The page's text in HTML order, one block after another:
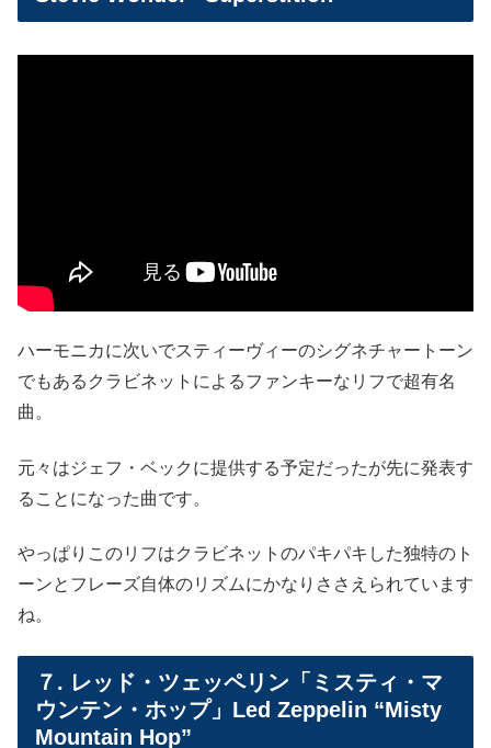
ハーモニカに次いでスティーヴィーのシグネチャートーン
でもあるクラビネットによるファンキーなリフで超有名
曲。
元々はジェフ・ベックに提供する予定だったが先に発表す
ることになった曲です。
やっぱりこのリフはクラビネットのパキパキした独特のト
ーンとフレーズ自体のリズムにかなりささえられています
ね。
７. レッド・ツェッペリン「ミスティ・マ
ウンテン・ホップ」Led Zeppelin “Misty
Mountain Hop”